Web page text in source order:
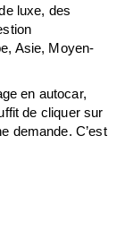
luxe, des
Asie, Moyen-
en autocar,
de cliquer sur
demande. C’est